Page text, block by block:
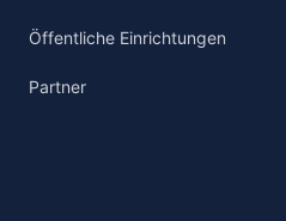
Öffentliche Einrichtungen
Partner